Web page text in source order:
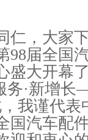
仁，大家
98届全国
盛大开幕
务·新增
我谨代
国汽车配